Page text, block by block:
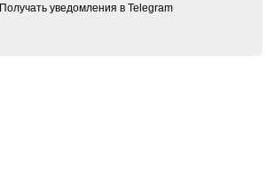
Получать уведомления в Telegram